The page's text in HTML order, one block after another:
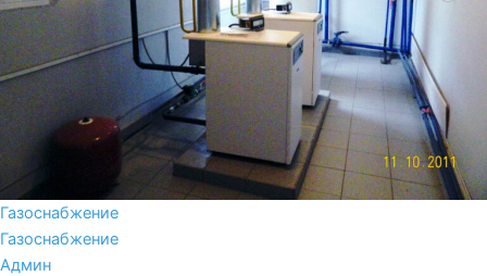
Газоснабжение
Газоснабжение
Админ